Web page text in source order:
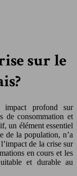
sur le
profond sur
de consommation et
un élément essentiel
de la population, n’a
de la crise sur
en cours et les
et durable au